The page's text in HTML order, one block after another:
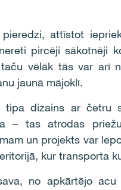
attīstot
pircēji sākotnēji
vēlāk tās var arī
jaunā mājoklī.
tipa dizains ar
– tas atrodas
un projekts var
kur transporta
no apkārtējo acu